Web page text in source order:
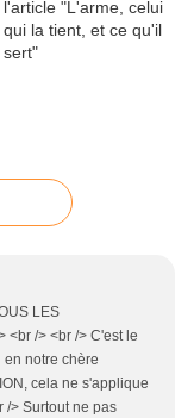
LES
<br /> <br /> C'est le
notre chère
cela ne s'applique
/> Surtout ne pas